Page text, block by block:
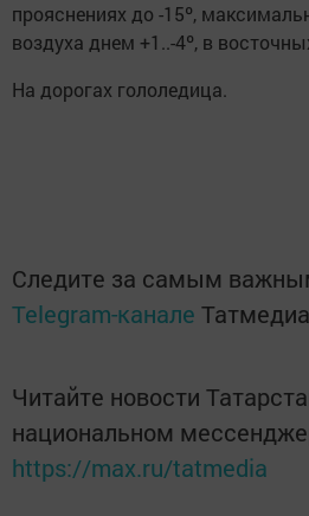
прояснениях до -15º,
воздуха днем +1..-4º, в
На дорогах гололедица.
Следите за самым
Telegram-канале Татмедиа
Читайте новости
национальном
https://max.ru/tatmedia